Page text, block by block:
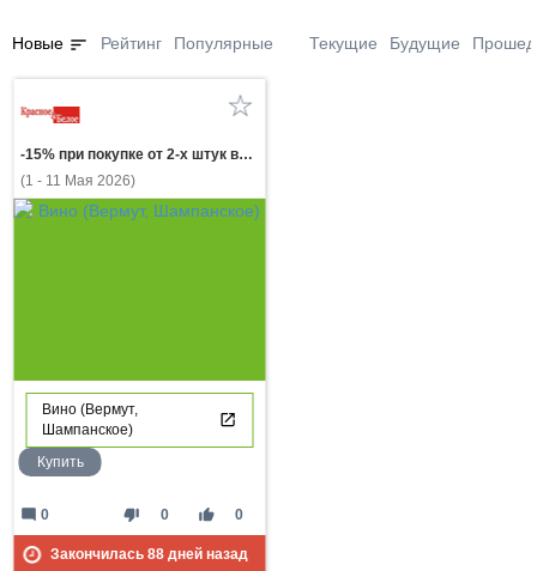
Новые sort Рейтинг Популярные Текущие Будущие
-15% при покупке от 2-х штук вино РЕЗЕРВ ФАНАГОРИИ белое полусладкое и красное полусладкое 0,75л
(1 - 11 Мая 2026)
Вино (Вермут,
Шампанское)
Купить
thumb_down 0 thumb_up 0
mode_comment 0
Закончилась 88дней назад